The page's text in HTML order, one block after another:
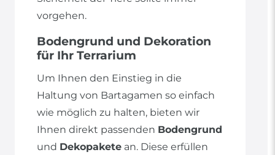
vorgehen.
Bodengrund und Dekoration
für Ihr Terrarium
Um Ihnen den Einstieg in die
Haltung von Bartagamen so einfach
wie möglich zu halten, bieten wir
Ihnen direkt passenden Bodengrund
und Dekopakete an. Diese erfüllen